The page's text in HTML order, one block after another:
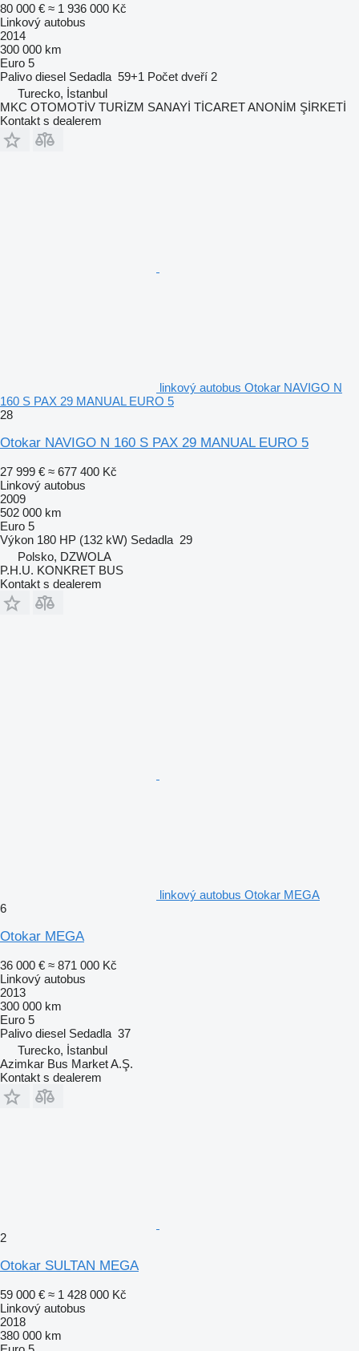
80 000 € ≈ 1 936 000 Kč
Linkový autobus
2014
300 000 km
Euro 5
Palivo diesel Sedadla 59+1 Počet dveří 2
Turecko, İstanbul
MKC OTOMOTİV TURİZM SANAYİ TİCARET ANONİM ŞİRKETİ
Kontakt s dealerem
linkový autobus Otokar NAVIGO N
160 S PAX 29 MANUAL EURO 5
28
Otokar NAVIGO N 160 S PAX 29 MANUAL EURO 5
27 999 € ≈ 677 400 Kč
Linkový autobus
2009
502 000 km
Euro 5
Výkon 180 HP (132 kW) Sedadla 29
Polsko, DZWOLA
P.H.U. KONKRET BUS
Kontakt s dealerem
linkový autobus Otokar MEGA
6
Otokar MEGA
36 000 € ≈ 871 000 Kč
Linkový autobus
2013
300 000 km
Euro 5
Palivo diesel Sedadla 37
Turecko, İstanbul
Azimkar Bus Market A.Ş.
Kontakt s dealerem
2
Otokar SULTAN MEGA
59 000 € ≈ 1 428 000 Kč
Linkový autobus
2018
380 000 km